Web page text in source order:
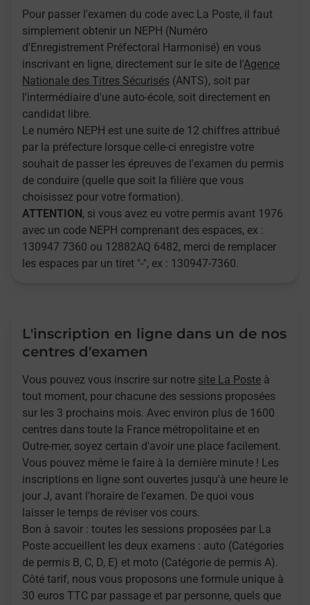
Pour passer l'examen du code avec La Poste, il faut
simplement obtenir un NEPH (Numéro
d'Enregistrement Préfectoral Harmonisé) en vous
inscrivant en ligne, directement sur le site de l'Agence
Nationale des Titres Sécurisés (ANTS), soit par
l'intermédiaire d'une auto-école, soit directement en
candidat libre.
Le numéro NEPH est une suite de 12 chiffres attribué
par la préfecture lorsque celle-ci enregistre votre
souhait de passer les épreuves de l'examen du permis
de conduire (quelle que soit la filière que vous
choisissez pour votre formation).
ATTENTION , si vous avez eu votre permis avant 1976
avec un code NEPH comprenant des espaces, ex :
130947 7360 ou 12882AQ 6482, merci de remplacer
les espaces par un tiret "-", ex : 130947-7360.
L'inscription en ligne dans un de nos
centres d'examen
Vous pouvez vous inscrire sur notre site La Poste à
tout moment, pour chacune des sessions proposées
sur les 3 prochains mois. Avec environ plus de 1600
centres dans toute la France métropolitaine et en
Outre-mer, soyez certain d'avoir une place facilement.
Vous pouvez même le faire à la dernière minute ! Les
inscriptions en ligne sont ouvertes jusqu'à une heure le
jour J, avant l'horaire de l'examen. De quoi vous
laisser le temps de réviser vos cours.
Bon à savoir : toutes les sessions proposées par La
Poste accueillent les deux examens : auto (Catégories
de permis B, C, D, E) et moto (Catégorie de permis A).
Côté tarif, nous vous proposons une formule unique à
30 euros TTC par passage et par personne, quels que